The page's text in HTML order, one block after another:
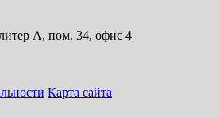
А, пом. 34, офис 4
Карта сайта